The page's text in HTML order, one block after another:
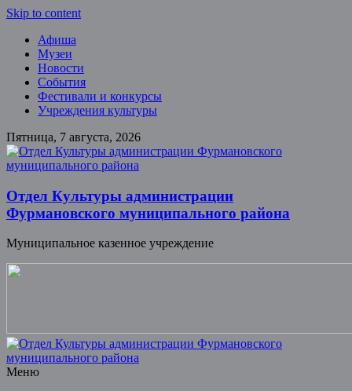
Skip to content
Афиша
Музеи
Новости
События
Фестивали и конкурсы
Учреждения культуры
Пятница, 7 августа, 2026
Отдел Культуры администрации
Фурмановского муниципального района
Муниципальное казенное учреждение
Меню